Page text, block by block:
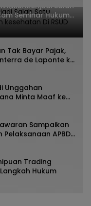
Menjadi Salah
Seminar Hukum
Tak Bayar Pajak,
de Laponte ke
Unggahan
Minta Maaf ke
Sampaikan
APBD
Trading
Hukum